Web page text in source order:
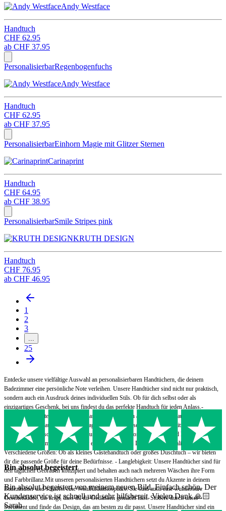
Andy Westface
Handtuch
CHF 62.95
ab CHF 37.95
PersonalisierbarRegenbogenfuchs
Andy Westface
Handtuch
CHF 62.95
ab CHF 37.95
PersonalisierbarEinhorn Magie mit Glitzer Sternen
Carinaprint
Handtuch
CHF 64.95
ab CHF 38.95
PersonalisierbarSmile Stripes pink
KRUTH DESIGN
Handtuch
CHF 76.95
ab CHF 46.95
1
2
3
25
Entdecke unsere vielfältige Auswahl an personalisierbaren Handtüchern, die deinem
Badezimmer eine persönliche Note verleihen. Unsere Handtücher sind nicht nur praktisch,
sondern auch ein Ausdruck deines individuellen Stils. Ob für dich selbst oder als
einzigartiges Geschenk, bei uns findest du das perfekte Handtuch für jeden Anlass.-
Hochwertige Materialien: Unsere Handtücher bestehen aus flauschiger Baumwolle, die
sanft zu deiner Haut ist und hervorragende Trocknungseigenschaften besitzt. -
Personalisierungsoptionen: Wähle aus einer Vielzahl von Schriftarten und Farben, um dein
Handtuch mit Namen, Initialen oder einem besonderen Datum zu personalisieren. -
Verschiedene Größen: Ob als kleines Gästehandtuch oder großes Duschtuch – wir bieten
dir die passende Größe für deine Bedürfnisse. - Langlebigkeit: Unsere Handtücher sind für
den täglichen Gebrauch konzipiert und behalten auch nach mehreren Wäschen ihre Form
und Farbbrillanz.Mit unseren personalisierten Handtüchern setzt du Akzente in deinem
Badezimmer und schaffst eine Wohlfühlatmosphäre. Sie sind auch eine wunderbare
Geschenkidee, die zeigt, dass du dir Gedanken gemacht hast. Stöbere durch unser
Sortiment und finde das Design, das am besten zu dir passt. Unsere Handtücher sind ein
Bin absolut begeistert
Bin absolut begeistert von meinem neuen Bild. Einfach schön. Der
Kundenservice ist schnell und sehr hilfsbereit. Vielen Dank 🙏🏻
Sarah